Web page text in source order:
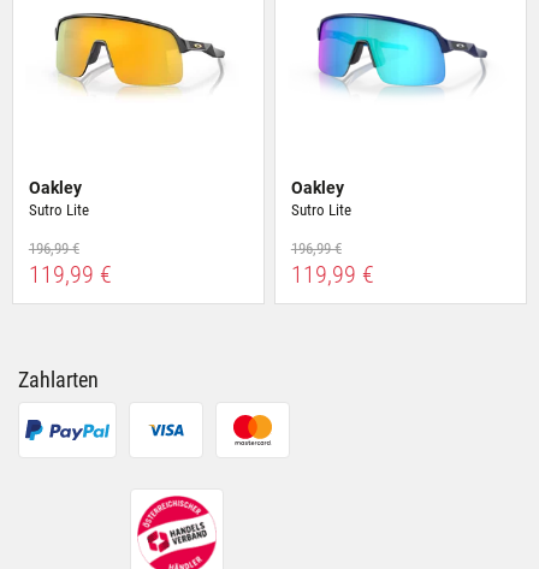
Oakley
Sutro Lite
196,99 €
119,99 €
Oakley
Sutro Lite
196,99 €
119,99 €
Zahlarten